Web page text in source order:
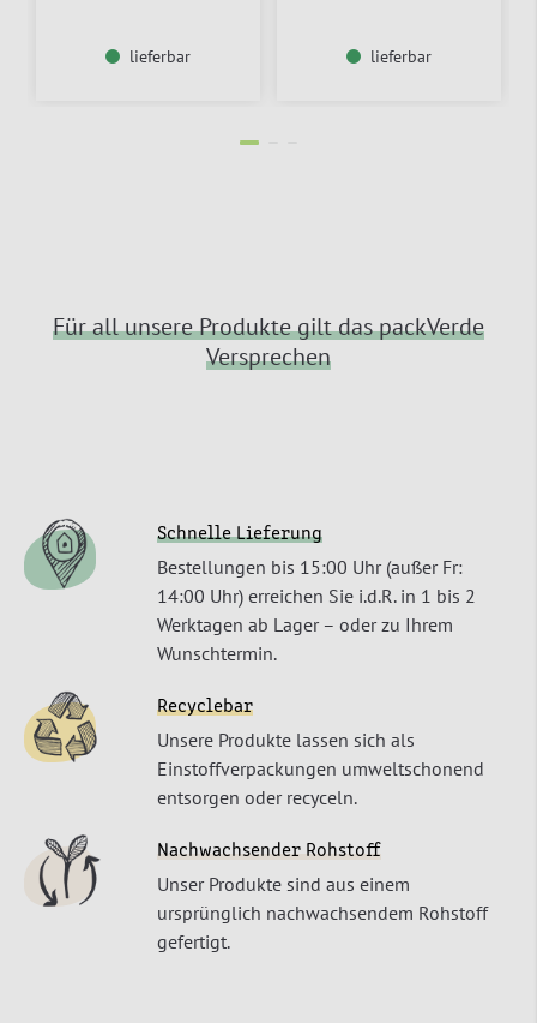
lieferbar lieferbar
Für all unsere Produkte gilt das packVerde
Versprechen
Schnelle Lieferung
Bestellungen bis 15:00 Uhr (außer Fr:
14:00 Uhr) erreichen Sie i.d.R. in 1 bis 2
Werktagen ab Lager – oder zu Ihrem
Wunschtermin.
Recyclebar
Unsere Produkte lassen sich als
Einstoffverpackungen umweltschonend
entsorgen oder recyceln.
Nachwachsender Rohstoff
Unser Produkte sind aus einem
ursprünglich nachwachsendem Rohstoff
gefertigt.